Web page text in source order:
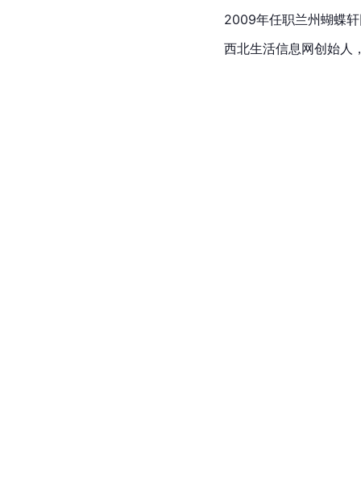
2009年任职兰州蝴蝶
西北生活信息网创始人